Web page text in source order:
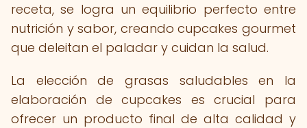
receta, se logra un equilibrio perfecto entre
nutrición y sabor, creando cupcakes gourmet
que deleitan el paladar y cuidan la salud.
La elección de grasas saludables en la
elaboración de cupcakes es crucial para
ofrecer un producto final de alta calidad y